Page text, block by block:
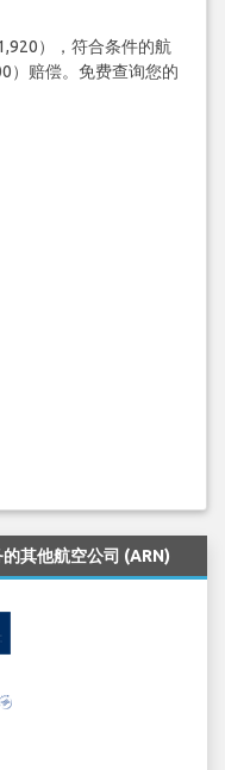
），符合条件的航
）赔偿。免费查询您的
其他航空公司 (ARN)